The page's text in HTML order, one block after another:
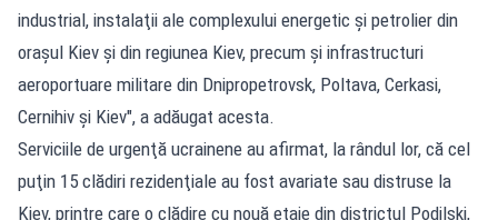
industrial, instalaţii ale complexului energetic şi petrolier din
oraşul Kiev şi din regiunea Kiev, precum şi infrastructuri
aeroportuare militare din Dnipropetrovsk, Poltava, Cerkasi,
Cernihiv şi Kiev", a adăugat acesta.
Serviciile de urgenţă ucrainene au afirmat, la rândul lor, că cel
puţin 15 clădiri rezidenţiale au fost avariate sau distruse la
Kiev, printre care o clădire cu nouă etaje din districtul Podilski,